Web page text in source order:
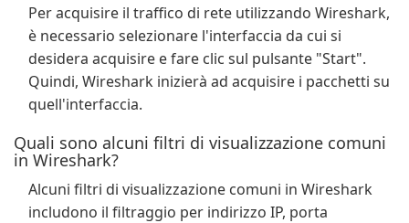
Per acquisire il traffico di rete utilizzando Wireshark,
è necessario selezionare l'interfaccia da cui si
desidera acquisire e fare clic sul pulsante "Start".
Quindi, Wireshark inizierà ad acquisire i pacchetti su
quell'interfaccia.
Quali sono alcuni filtri di visualizzazione comuni
in Wireshark?
Alcuni filtri di visualizzazione comuni in Wireshark
includono il filtraggio per indirizzo IP, porta